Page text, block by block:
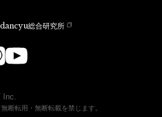
dancyu総合研究所
Inc.
断転用・無断転載を禁じます。